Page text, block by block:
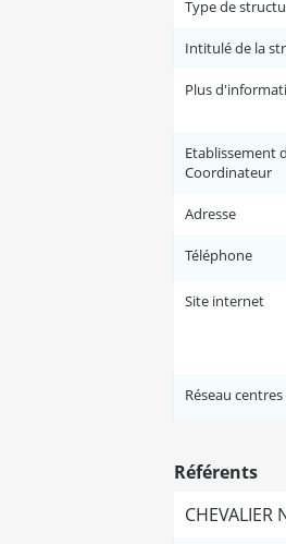
Type de
Intitulé de la
Plus
Etablissement
Coordinateur
Adresse
Téléphone
Site internet
Réseau
Référents
CHEVALIER